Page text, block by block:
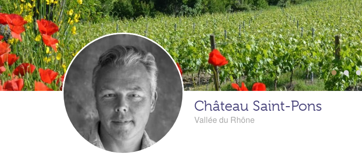
Château Saint-Pons
Vallée du Rhône